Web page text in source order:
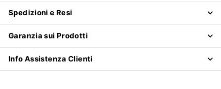
Spedizioni e Resi
Garanzia sui Prodotti
Info Assistenza Clienti